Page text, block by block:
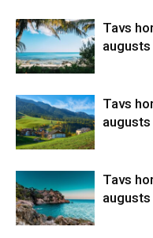
Tavs
augusts
Tavs
augusts
Tavs
augusts